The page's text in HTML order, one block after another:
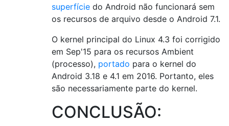
superfície do Android não funcionará sem
os recursos de arquivo desde o Android 7.1.
O kernel principal do Linux 4.3 foi corrigido
em Sep'15 para os recursos Ambient
(processo), portado para o kernel do
Android 3.18 e 4.1 em 2016. Portanto, eles
são necessariamente parte do kernel.
CONCLUSÃO: